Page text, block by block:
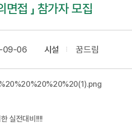
접 」 참가자 모집
09-06 시설 꿈드림
실전대비!!!!